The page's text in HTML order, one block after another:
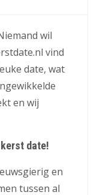
wil
vind
date, wat
en wij
date!
en
tussen al